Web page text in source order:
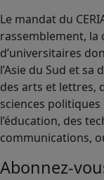
Le mandat du
rassemblement, la
d’universitaires
l’Asie du Sud et
des arts et lettres,
sciences politiques
l’éducation, des
communications,
Abonnez-